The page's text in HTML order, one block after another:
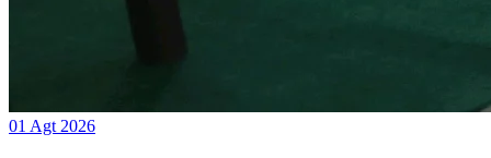
01 Agt 2026